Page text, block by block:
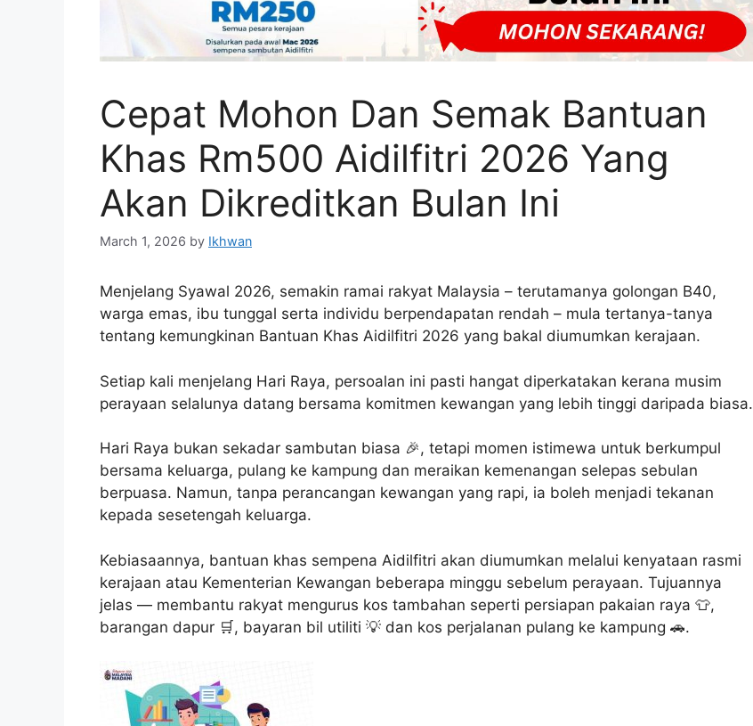
Cepat Mohon Dan Semak Bantuan
Khas Rm500 Aidilfitri 2026 Yang
Akan Dikreditkan Bulan Ini
March 1, 2026 by Ikhwan
Menjelang Syawal 2026, semakin ramai rakyat Malaysia – terutamanya golongan B40,
warga emas, ibu tunggal serta individu berpendapatan rendah – mula tertanya-tanya
tentang kemungkinan Bantuan Khas Aidilfitri 2026 yang bakal diumumkan kerajaan.
Setiap kali menjelang Hari Raya, persoalan ini pasti hangat diperkatakan kerana musim
perayaan selalunya datang bersama komitmen kewangan yang lebih tinggi daripada biasa.
Hari Raya bukan sekadar sambutan biasa 🎉, tetapi momen istimewa untuk berkumpul
bersama keluarga, pulang ke kampung dan meraikan kemenangan selepas sebulan
berpuasa. Namun, tanpa perancangan kewangan yang rapi, ia boleh menjadi tekanan
kepada sesetengah keluarga.
Kebiasaannya, bantuan khas sempena Aidilfitri akan diumumkan melalui kenyataan rasmi
kerajaan atau Kementerian Kewangan beberapa minggu sebelum perayaan. Tujuannya
jelas — membantu rakyat mengurus kos tambahan seperti persiapan pakaian raya 👕,
barangan dapur 🛒, bayaran bil utiliti 💡 dan kos perjalanan pulang ke kampung 🚗.